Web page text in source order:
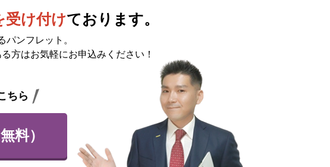
受け付けております。
パンフレット。
方はお気軽にお申込みください！
ちら
料）